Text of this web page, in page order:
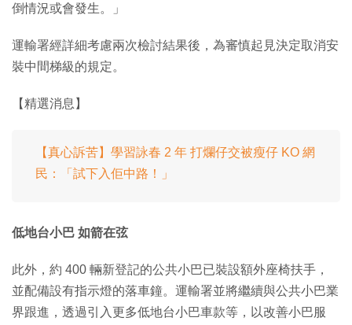
倒情況或會發生。」
運輸署經詳細考慮兩次檢討結果後，為審慎起見決定取消安
裝中間梯級的規定。
【精選消息】
【真心訴苦】學習詠春 2 年 打爛仔交被瘦仔 KO 網
民：「試下入佢中路！」
低地台小巴 如箭在弦
此外，約 400 輛新登記的公共小巴已裝設額外座椅扶手，
並配備設有指示燈的落車鐘。運輸署並將繼續與公共小巴業
界跟進，透過引入更多低地台小巴車款等，以改善小巴服